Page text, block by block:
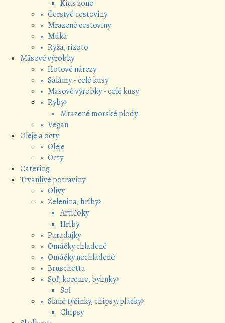
Kids zone
• Čerstvé cestoviny
• Mrazené cestoviny
• Múka
• Ryža, rizoto
Mäsové výrobky
• Hotové nárezy
• Salámy - celé kusy
• Mäsové výrobky - celé kusy
• Ryby
Mrazené morské plody
• Vegan
Oleje a octy
• Oleje
• Octy
Catering
Trvanlivé potraviny
• Olivy
• Zelenina, hríby
Artičoky
Hríby
• Paradajky
• Omáčky chladené
• Omáčky nechladené
• Bruschetta
• Soľ, korenie, bylinky
Soľ
• Slané tyčinky, chipsy, placky
Chipsy